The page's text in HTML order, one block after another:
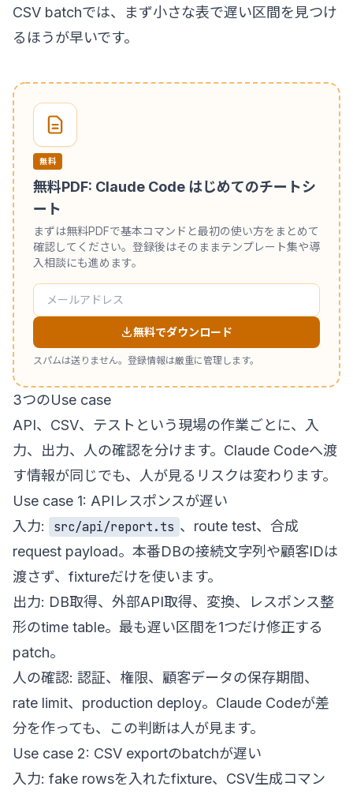
CSV batchでは、まず小さな表で遅い区間を見つけ
るほうが早いです。
無料
無料PDF: Claude Code はじめてのチートシ
ート
まずは無料PDFで基本コマンドと最初の使い方をまとめて
確認してください。登録後はそのままテンプレート集や導
入相談にも進めます。
無料でダウンロード
スパムは送りません。登録情報は厳重に管理します。
3つのUse case
API、CSV、テストという現場の作業ごとに、入
力、出力、人の確認を分けます。Claude Codeへ渡
す情報が同じでも、人が見るリスクは変わります。
Use case 1: APIレスポンスが遅い
入力:
src/api/report.ts 、route test、合成
request payload。本番DBの接続文字列や顧客IDは
渡さず、fixtureだけを使います。
出力: DB取得、外部API取得、変換、レスポンス整
形のtime table。最も遅い区間を1つだけ修正する
patch。
人の確認: 認証、権限、顧客データの保存期間、
rate limit、production deploy。Claude Codeが差
分を作っても、この判断は人が見ます。
Use case 2: CSV exportのbatchが遅い
入力: fake rowsを入れたfixture、CSV生成コマン